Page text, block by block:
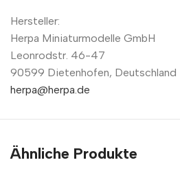
Hersteller:
Herpa Miniaturmodelle GmbH
Leonrodstr. 46-47
90599 Dietenhofen, Deutschland
herpa@herpa.de
Ähnliche Produkte